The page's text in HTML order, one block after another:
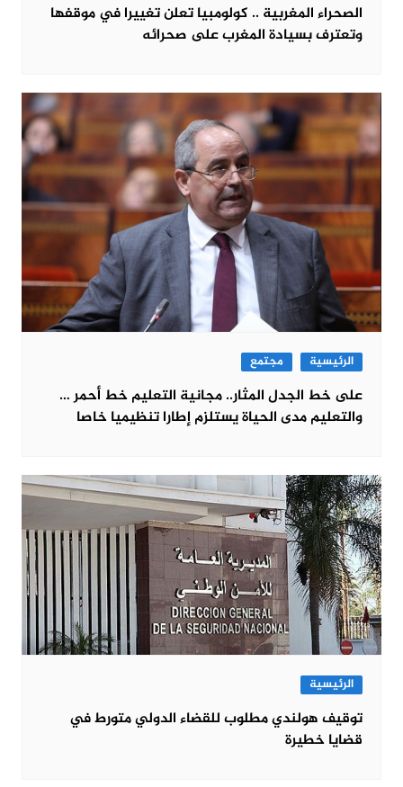
الصحراء المغربية .. كولومبيا تعلن تغييرا في موقفها
وتعترف بسيادة المغرب على صحرائه
الرئيسية مجتمع
على خط الجدل المثار.. مجانية التعليم خط أحمر …
والتعليم مدى الحياة يستلزم إطارا تنظيميا خاصا
الرئيسية
توقيف هولندي مطلوب للقضاء الدولي متورط في
قضايا خطيرة